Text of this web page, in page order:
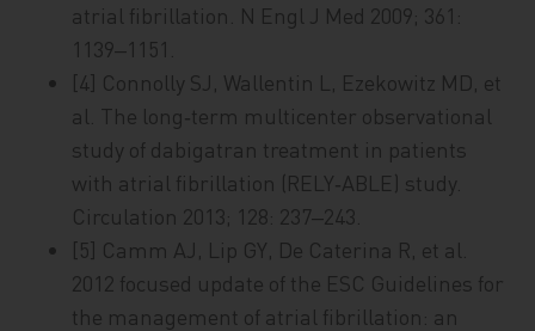
atrial fibrillation. N Engl J Med 2009; 361:
1139‒1151.
[4] Connolly SJ, Wallentin L, Ezekowitz MD, et
al. The long‑term multicenter observational
study of dabigatran treatment in patients
with atrial fibrillation (RELY‑ABLE) study.
Circulation 2013; 128: 237‒243.
[5] Camm AJ, Lip GY, De Caterina R, et al.
2012 focused update of the ESC Guidelines for
the management of atrial fibrillation: an